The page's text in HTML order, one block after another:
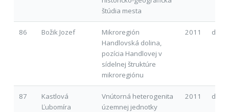
štúdia mesta
86 Božik Jozef
Mikroregión
Handlovská dolina,
pozícia Handlovej v
sídelnej štruktúre
mikroregiónu
2011 d
87
Kastlová
Ľubomíra
Vnútorná heterogenita
územnej jednotky
2011 d